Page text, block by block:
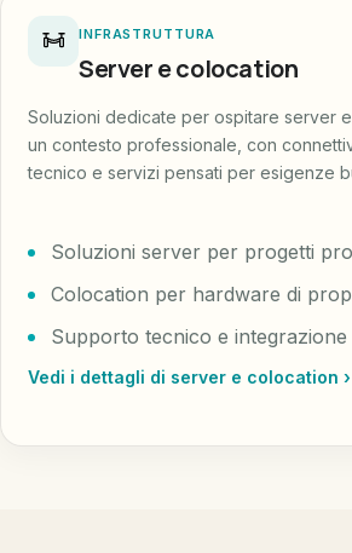
INFRASTRUTTURA
Server e colocation
Soluzioni dedicate per ospitare server
un contesto professionale, con
tecnico e servizi pensati per esigenze
Soluzioni server per progetti
Colocation per hardware di
Supporto tecnico e
Vedi i dettagli di server e colocation ›